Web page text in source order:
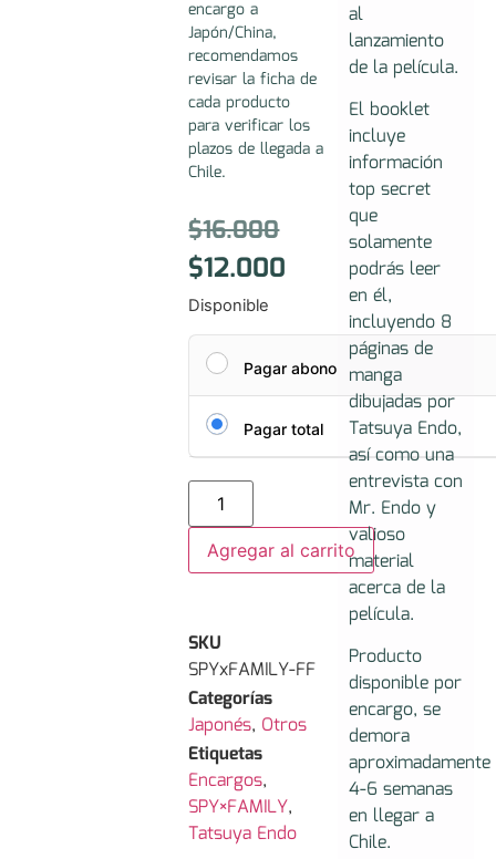
encargo a
Japón/China,
recomendamos
revisar la ficha de
cada producto
para verificar los
plazos de llegada a
Chile.
$16.000
$12.000
Disponible
Pagar abono
Pagar total
Agregar al carrito
SKU
SPYxFAMILY-FF
Categorías
Japonés, Otros
Etiquetas
Encargos,
SPY×FAMILY,
Tatsuya Endo
al
lanzamiento
de la película.
El booklet
incluye
información
top secret
que
solamente
podrás leer
en él,
incluyendo 8
páginas de
manga
dibujadas por
Tatsuya Endo,
así como una
entrevista con
Mr. Endo y
valioso
material
acerca de la
película.
Producto
disponible por
encargo, se
demora
aproximadamente
4-6 semanas
en llegar a
Chile.